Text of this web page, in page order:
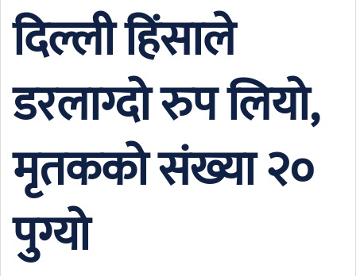
दिल्ली हिंसाले
डरलाग्दो रुप लियो,
मृतकको संख्या २०
पुग्यो